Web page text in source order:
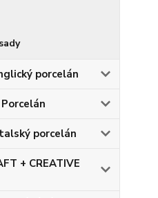
porcelán
porcelán
+ CREATIVE